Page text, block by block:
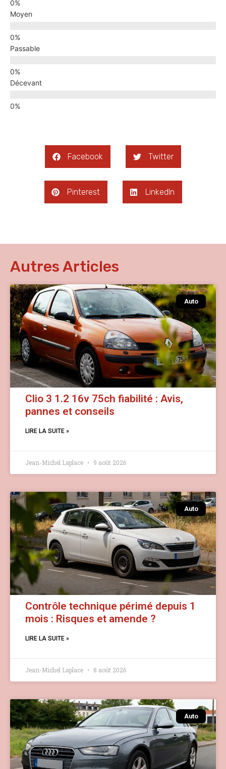
Moyen
Passable
Décevant
Facebook Twitter
Pinterest LinkedIn
Autres Articles
Auto
Clio 3 1.2 16v 75ch fiabilité : Avis,
pannes et conseils
LIRE LA SUITE »
Jean-Michel Laplace 9 août 2026
Auto
Contrôle technique périmé depuis 1
mois : Risques et amende ?
LIRE LA SUITE »
Jean-Michel Laplace 8 août 2026
Auto